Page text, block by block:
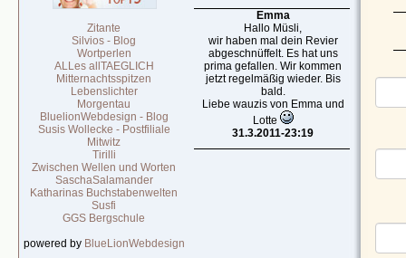
Zitante
Silvios - Blog
Wortperlen
ALLes allTAEGLICH
Mitternachtsspitzen
Lebenslichter
Morgentau
BluelionWebdesign - Blog
Susis Wollecke - Postfiliale
Mitwitz
Tirilli
Zwischen Wellen und Worten
SaschaSalamander
Katharinas Buchstabenwelten
Susfi
GGS Bergschule
powered by BlueLionWebdesign
Emma
Hallo Müsli,
wir haben mal dein Revier
abgeschnüffelt. Es hat uns
prima gefallen. Wir kommen
jetzt regelmäßig wieder. Bis
bald.
Liebe wauzis von Emma und
Lotte
31.3.2011-23:19